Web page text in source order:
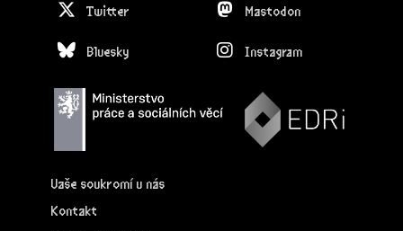
Twitter Mastodon
Bluesky Instagram
Vaše soukromí u nás
Kontakt